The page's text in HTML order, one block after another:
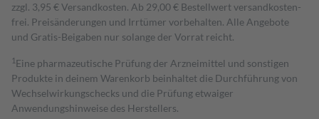
zzgl. 3,95 € Versandkosten. Ab 29,00 € Bestell­wert versand­kosten­
frei. Preisänderungen und Irrtümer vorbehalten. Alle Angebote
und Gratis-Beigaben nur solange der Vorrat reicht.
1 Eine pharmazeutische Prüfung der Arzneimittel und sonstigen
Produkte in deinem Warenkorb beinhaltet die Durchführung von
Wechselwirkungschecks und die Prüfung etwaiger
Anwendungshinweise des Herstellers.